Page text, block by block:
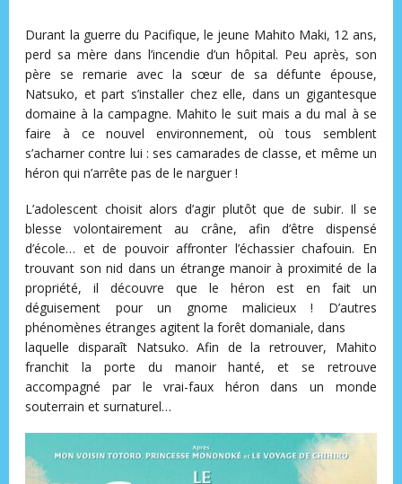
Durant la guerre du Pacifique, le jeune Mahito Maki, 12 ans,
perd sa mère dans l’incendie d’un hôpital. Peu après, son
père se remarie avec la sœur de sa défunte épouse,
Natsuko, et part s’installer chez elle, dans un gigantesque
domaine à la campagne. Mahito le suit mais a du mal à se
faire à ce nouvel environnement, où tous semblent
s’acharner contre lui : ses camarades de classe, et même un
héron qui n’arrête pas de le narguer !
L’adolescent choisit alors d’agir plutôt que de subir. Il se
blesse volontairement au crâne, afin d’être dispensé
d’école… et de pouvoir affronter l’échassier chafouin. En
trouvant son nid dans un étrange manoir à proximité de la
propriété, il découvre que le héron est en fait un
déguisement pour un gnome malicieux ! D’autres
phénomènes étranges agitent la forêt domaniale, dans
laquelle disparaît Natsuko. Afin de la retrouver, Mahito
franchit la porte du manoir hanté, et se retrouve
accompagné par le vrai-faux héron dans un monde
souterrain et surnaturel…